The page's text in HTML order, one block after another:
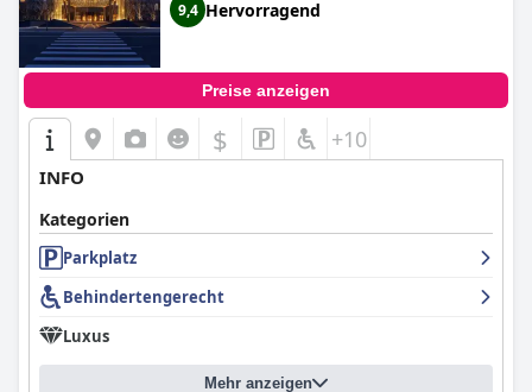
9,4 Hervorragend
Preise anzeigen
$ +10
INFO
Kategorien
Parkplatz
Behindertengerecht
Luxus
Mehr anzeigen